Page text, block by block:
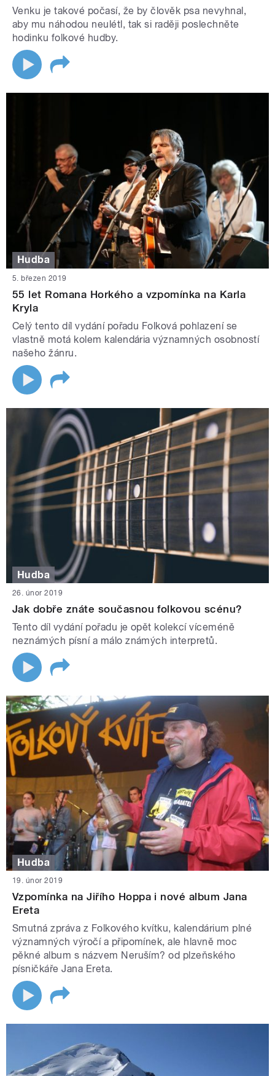
Venku je takové počasí, že by člověk psa nevyhnal,
aby mu náhodou neulétl, tak si raději poslechněte
hodinku folkové hudby.
Hudba
5. březen 2019
55 let Romana Horkého a vzpomínka na Karla
Kryla
Celý tento díl vydání pořadu Folková pohlazení se
vlastně motá kolem kalendária významných osobností
našeho žánru.
Hudba
26. únor 2019
Jak dobře znáte současnou folkovou scénu?
Tento díl vydání pořadu je opět kolekcí víceméně
neznámých písní a málo známých interpretů.
Hudba
19. únor 2019
Vzpomínka na Jiřího Hoppa i nové album Jana
Ereta
Smutná zpráva z Folkového kvítku, kalendárium plné
významných výročí a připomínek, ale hlavně moc
pěkné album s názvem Neruším? od plzeňského
písničkáře Jana Ereta.